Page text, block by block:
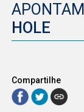
HOLE
Compartilhe